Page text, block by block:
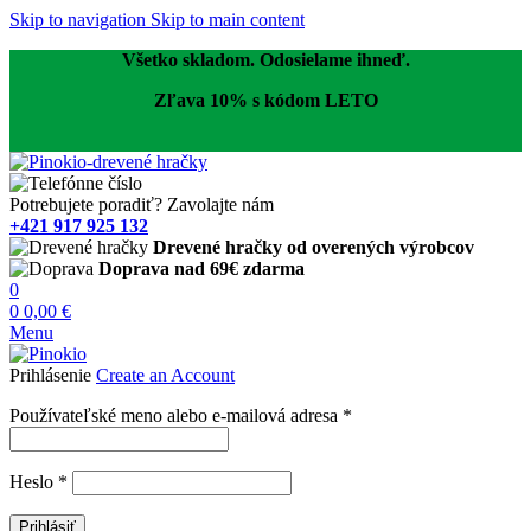
Skip to navigation Skip to main content
Všetko skladom. Odosielame ihneď.
Zľava 10% s kódom LETO
Potrebujete poradiť? Zavolajte nám
+421 917 925 132
Drevené hračky od overených výrobcov
Doprava nad 69€ zdarma
0
0 0,00 €
Menu
Prihlásenie Create an Account
Používateľské meno alebo e-mailová adresa *
Heslo *
Prihlásiť